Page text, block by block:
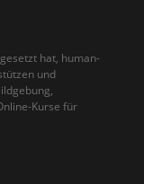
hat, human-
und
Kurse für